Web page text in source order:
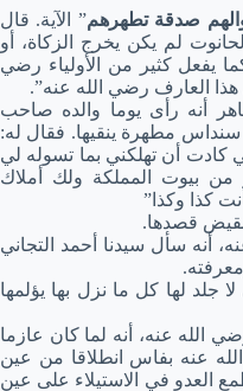
صدقة تطهرهم” الآية. قال
لم يكن يخرج الزكاة، أو
يفعل كثير من الأولياء رضي
هذا العارف رضي الله عنه”.
أنه رأى يوما والده صاحب
سنداس مطهرة ينقيها. فقال له:
كادت أن تهلكني بما تسوله لي
من بيوت المملكة ولك أملاك
كذا وكذا”
بنقيض قصدها.
أنه سأل سيدنا أحمد التجاني
جلد لها كل ما نزل بها يؤلمها
الله عنه، أنه لما كان عازما
عنه بفاس انطلاقا من عين
طمع العدو في الاستيلاء على عين